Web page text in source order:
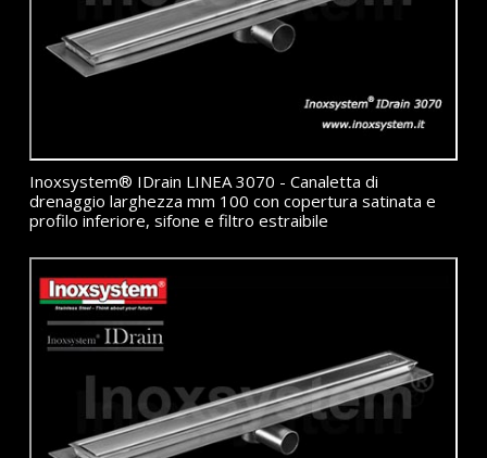
Inoxsystem® IDrain LINEA 3070 - Canaletta di
drenaggio larghezza mm 100 con copertura satinata e
profilo inferiore, sifone e filtro estraibile